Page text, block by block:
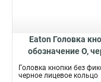
Eaton Головка
обозначение O,
Головка кнопки без
черное лицевое кольцо